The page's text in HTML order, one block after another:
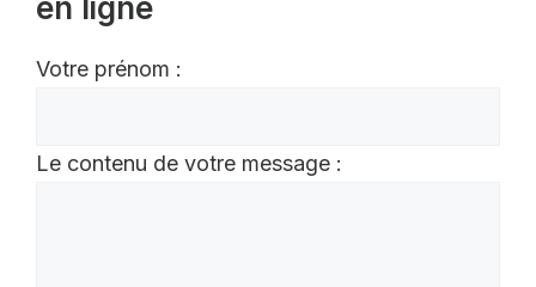
en ligne
Votre prénom :
Le contenu de votre message :